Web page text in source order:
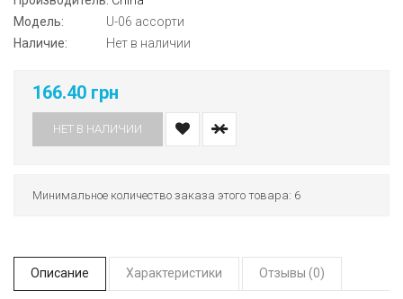
Модель:
U-06 ассорти
Наличие:
Нет в наличии
166.40 грн
НЕТ В НАЛИЧИИ
Минимальное количество заказа этого товара: 6
Описание Характеристики Отзывы (0)